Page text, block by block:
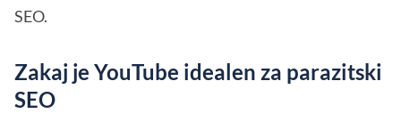
SEO.
Zakaj je YouTube idealen za parazitski
SEO